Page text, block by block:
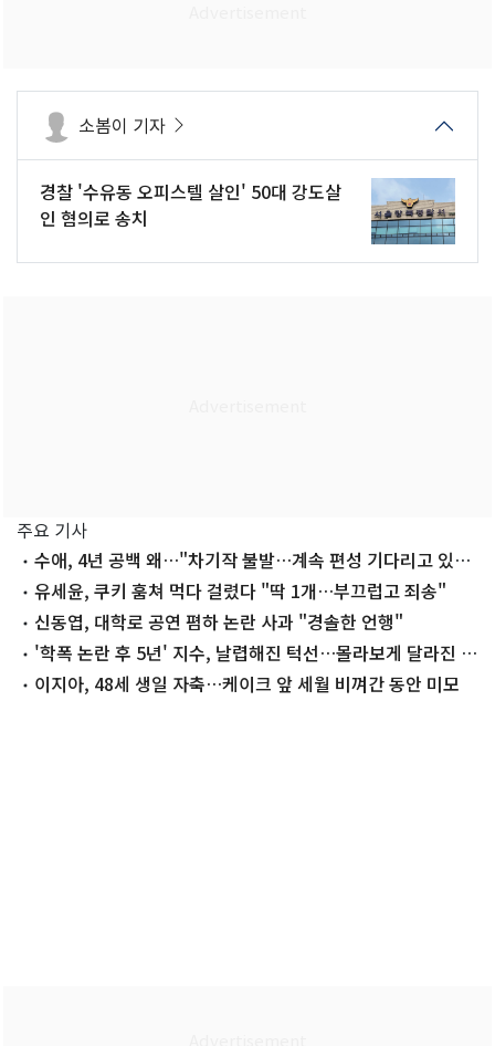
소봄이 기자
경찰 '수유동 오피스텔 살인' 50대 강도살
인 혐의로 송치
주요 기사
수애, 4년 공백 왜…"차기작 불발…계속 편성 기다리고 있
다"유세윤, 쿠키 훔쳐 먹다 걸렸다 "딱 1개…부끄럽고 죄송"
신동엽, 대학로 공연 폄하 논란 사과 "경솔한 언행"
'학폭 논란 후 5년' 지수, 날렵해진 턱선…몰라보게 달라진 근
황 이지아, 48세 생일 자축…케이크 앞 세월 비껴간 동안 미모